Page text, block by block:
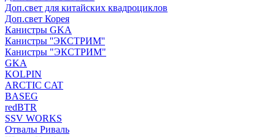
Доп.свет для китайских квадроциклов
Доп.свет Корея
Канистры GKA
Канистры ''ЭКСТРИМ''
Канистры "ЭКСТРИМ"
GKA
KOLPIN
ARCTIC CAT
BASEG
redBTR
SSV WORKS
Отвалы Риваль